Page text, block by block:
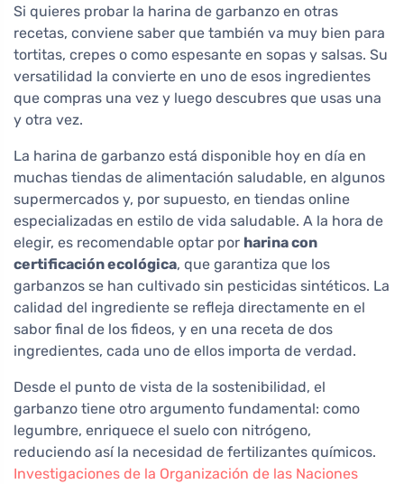
Si quieres probar la harina de garbanzo en otras
recetas, conviene saber que también va muy bien para
tortitas, crepes o como espesante en sopas y salsas. Su
versatilidad la convierte en uno de esos ingredientes
que compras una vez y luego descubres que usas una
y otra vez.
La harina de garbanzo está disponible hoy en día en
muchas tiendas de alimentación saludable, en algunos
supermercados y, por supuesto, en tiendas online
especializadas en estilo de vida saludable. A la hora de
elegir, es recomendable optar por harina con
certificación ecológica, que garantiza que los
garbanzos se han cultivado sin pesticidas sintéticos. La
calidad del ingrediente se refleja directamente en el
sabor final de los fideos, y en una receta de dos
ingredientes, cada uno de ellos importa de verdad.
Desde el punto de vista de la sostenibilidad, el
garbanzo tiene otro argumento fundamental: como
legumbre, enriquece el suelo con nitrógeno,
reduciendo así la necesidad de fertilizantes químicos.
Investigaciones de la Organización de las Naciones